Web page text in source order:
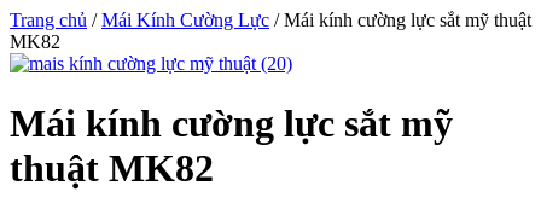
Trang chủ /Mái Kính Cường Lực / Mái kính cường lực sắt mỹ thuật
MK82
Mái kính cường lực sắt mỹ
thuật MK82